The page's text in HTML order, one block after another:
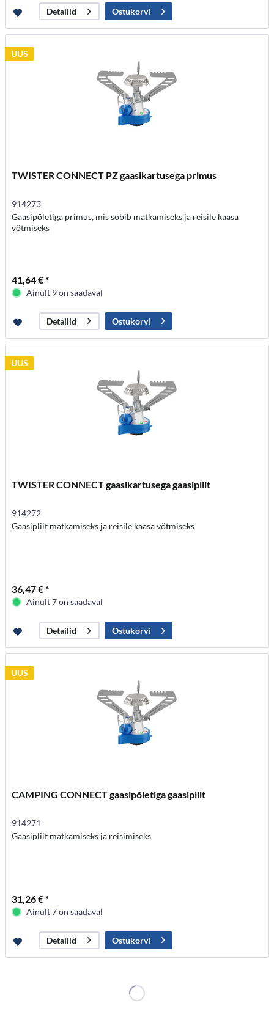
Detailid Ostukorvi
UUS
TWISTER CONNECT PZ gaasikartusega primus
914273
Gaasipõletiga primus, mis sobib matkamiseks ja reisile kaasa
võtmiseks
41,64 € *
Ainult 9 on saadaval
Detailid Ostukorvi
UUS
TWISTER CONNECT gaasikartusega gaasipliit
914272
Gaasipliit matkamiseks ja reisile kaasa võtmiseks
36,47 € *
Ainult 7 on saadaval
Detailid Ostukorvi
UUS
CAMPING CONNECT gaasipõletiga gaasipliit
914271
Gaasipliit matkamiseks ja reisimiseks
31,26 € *
Ainult 7 on saadaval
Detailid Ostukorvi